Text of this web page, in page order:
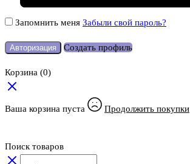
Количество
Запомнить меня Забыли свой пароль?
Авторизация Создать профиль
Корзина (0)
Ваша корзина пуста Продолжить покупки
Поиск товаров